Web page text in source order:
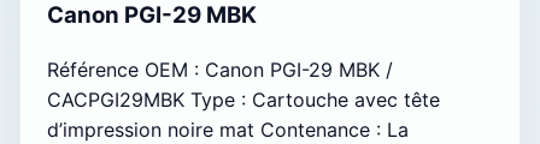
Canon PGI-29 MBK
Référence OEM : Canon PGI-29 MBK /
CACPGI29MBK Type : Cartouche avec tête
d’impression noire mat Contenance : La